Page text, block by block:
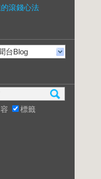
滾錢心法
台Blog
標籤